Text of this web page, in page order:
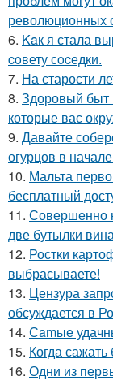
революционных
6. Kaк я стала
coвету сocедки.
7. На старости
8. Здоровый быт
которые вас
9. Давайте
огурцов в
10. Мальта
бесплатный
11. Совершенно
две бутылки
12. Ростки
выбрасываете!
13. Цензура
обсуждается в
14. Сamые
15. Когда
16. Одни из